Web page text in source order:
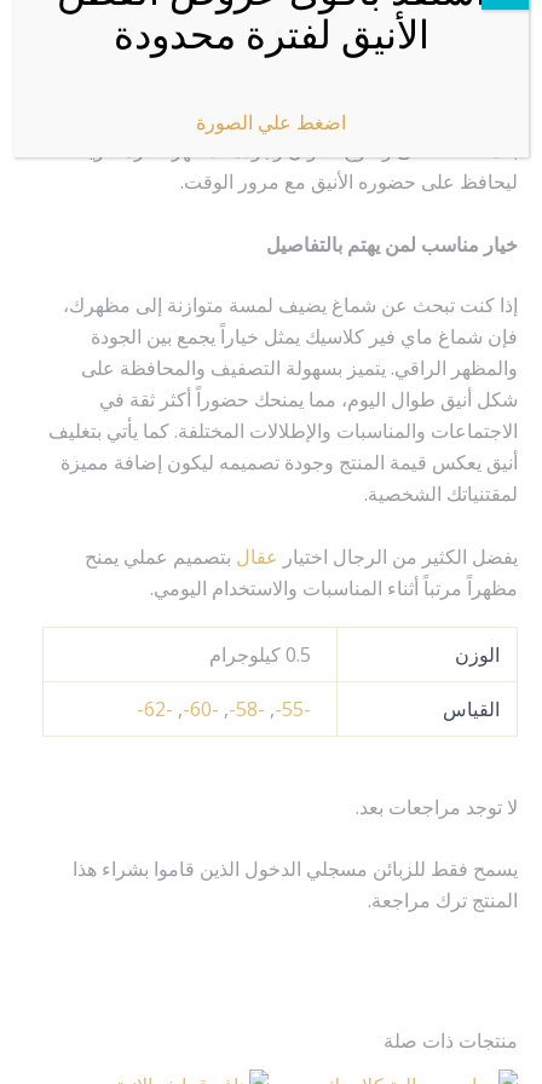
يتميز النسيج بملمس ناعم وخفيف يمنح إحساساً مريحاً خلال
الاستخدام لساعات طويلة. كما تساعد جودة الخيوط
والثبات أثناء الاستخدام المستمر. ويتميز المنتج أيضاً
بالمحافظة على وضوح الألوان وجودة المظهر لفترة طويلة،
ليحافظ على حضوره الأنيق مع مرور الوقت.
خيار مناسب لمن يهتم بالتفاصيل
إذا كنت تبحث عن شماغ يضيف لمسة متوازنة إلى مظهرك،
فإن شماغ ماي فير كلاسيك يمثل خياراً يجمع بين الجودة
والمظهر الراقي. يتميز بسهولة التصفيف والمحافظة على
شكل أنيق طوال اليوم، مما يمنحك حضوراً أكثر ثقة في
الاجتماعات والمناسبات والإطلالات المختلفة. كما يأتي بتغليف
أنيق يعكس قيمة المنتج وجودة تصميمه ليكون إضافة مميزة
لمقتنياتك الشخصية.
يفضل الكثير من الرجال اختيار عقال بتصميم عملي يمنح
مظهراً مرتباً أثناء المناسبات والاستخدام اليومي.
الوزن 0.5 كيلوجرام
القياس -55-
,
-58-
,
-60-
,
-62-
لا توجد مراجعات بعد.
يسمح فقط للزبائن مسجلي الدخول الذين قاموا بشراء هذا
المنتج ترك مراجعة.
منتجات ذات صلة
نطاق
نطاق
الأنيق لفترة محدودة
اضغط علي الصورة